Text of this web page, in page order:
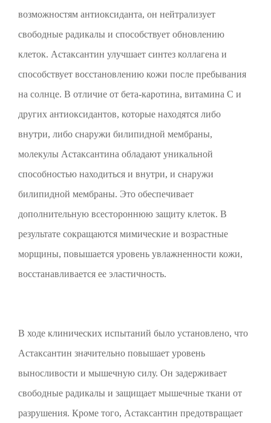
возможностям антиоксиданта, он нейтрализует
свободные радикалы и способствует обновлению
клеток. Астаксантин улучшает синтез коллагена и
способствует восстановлению кожи после пребывания
на солнце. В отличие от бета-каротина, витамина C и
других антиоксидантов, которые находятся либо
внутри, либо снаружи билипидной мембраны,
молекулы Астаксантина обладают уникальной
способностью находиться и внутри, и снаружи
билипидной мембраны. Это обеспечивает
дополнительную всестороннюю защиту клеток. В
результате сокращаются мимические и возрастные
морщины, повышается уровень увлажненности кожи,
восстанавливается ее эластичность.
В ходе клинических испытаний было установлено, что
Астаксантин значительно повышает уровень
выносливости и мышечную силу. Он задерживает
свободные радикалы и защищает мышечные ткани от
разрушения. Кроме того, Астаксантин предотвращает